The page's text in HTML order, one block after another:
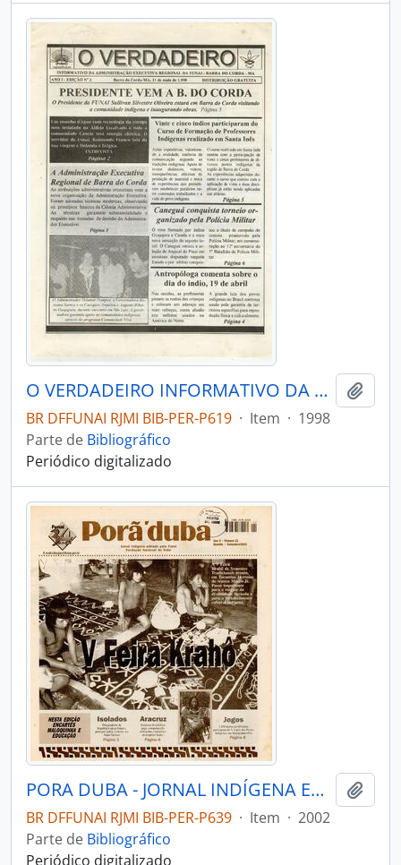
O VERDADEIRO INFORMATIVO DA ADMIN - EXECUTIVA REGIONAL DA FUNAI - SÃO LUIS MA - 1998 - Nº02
BR DFFUNAI RJMI BIB-PER-P619 · Item · 1998
Parte de Bibliográfico
Periódico digitalizado
PORA DUBA - JORNAL INDÍGENA EDITADO PELA FUNAI - 2002 - Nº21
BR DFFUNAI RJMI BIB-PER-P639 · Item · 2002
Parte de Bibliográfico
Periódico digitalizado